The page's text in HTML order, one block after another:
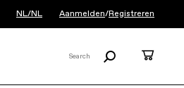
NL/NL Aanmelden/Registreren
Search